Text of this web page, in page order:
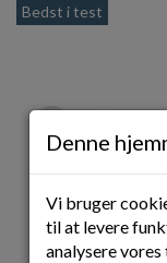
Bedst i test
Denne
Vi bruger
til at levere
analysere